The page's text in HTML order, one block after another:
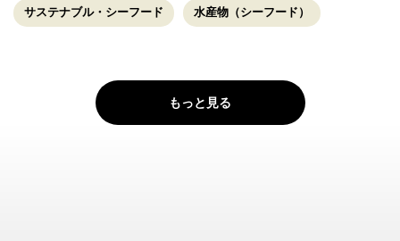
サステナブル・シーフード 水産物（シーフード）
もっと見る